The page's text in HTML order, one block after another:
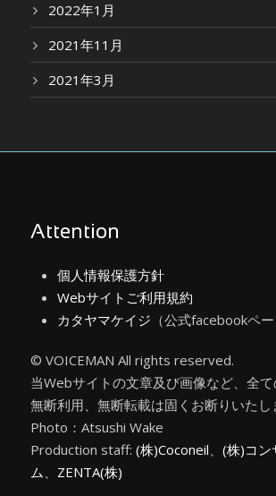
2022年1月
2021年11月
2021年3月
Attention
個人情報保護方針
Webサイトご利用規約
カタヤマケイジ （公式facebookペー
© VOICEMAN All rights reserved.
当Webサイトの文章及び画像など、全
無断利用、無断転載は固くお断りいたし
Photo：Atsushi Wake
Production staff: (株)Coconeil、 (株)コン
ム、 ZENTA(株)